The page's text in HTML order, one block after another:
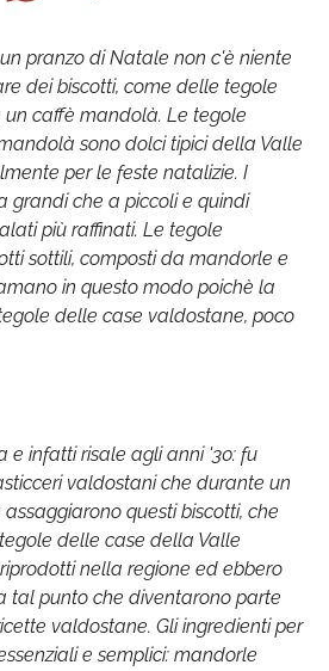
pranzo di Natale non c'è niente
dei biscotti, come delle tegole
caffè mandolà. Le tegole
sono dolci tipici della Valle
per le feste natalizie. I
grandi che a piccoli e quindi
più raffinati. Le tegole
sottili, composti da mandorle e
in questo modo poichè la
delle case valdostane, poco
e infatti risale agli anni '30: fu
valdostani che durante un
questi biscotti, che
delle case della Valle
riprodotti nella regione ed ebbero
tal punto che diventarono parte
valdostane. Gli ingredienti per
e semplici: mandorle